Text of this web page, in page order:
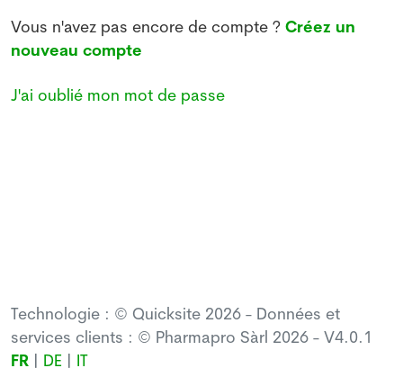
Vous n'avez pas encore de compte ? Créez un
nouveau compte
J'ai oublié mon mot de passe
Technologie : © Quicksite 2026 - Données et
services clients : © Pharmapro Sàrl 2026 - V4.0.1
FR | DE | IT